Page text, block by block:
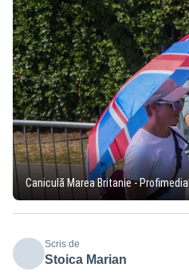
Caniculă Marea Britanie - Profimedia
Scris de
Stoica Marian